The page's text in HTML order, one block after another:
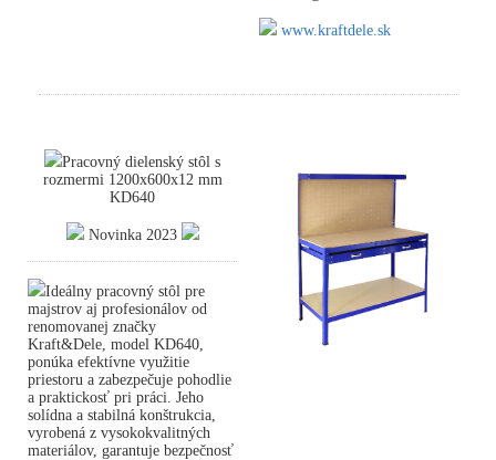
www.kraftdele.sk
Pracovný dielenský stôl s
rozmermi 1200x600x12 mm
KD640
Novinka 2023
Ideálny pracovný stôl pre
majstrov aj profesionálov od
renomovanej značky
Kraft&Dele, model KD640,
ponúka efektívne využitie
priestoru a zabezpečuje pohodlie
a praktickosť pri práci. Jeho
solídna a stabilná konštrukcia,
vyrobená z vysokokvalitných
materiálov, garantuje bezpečnosť